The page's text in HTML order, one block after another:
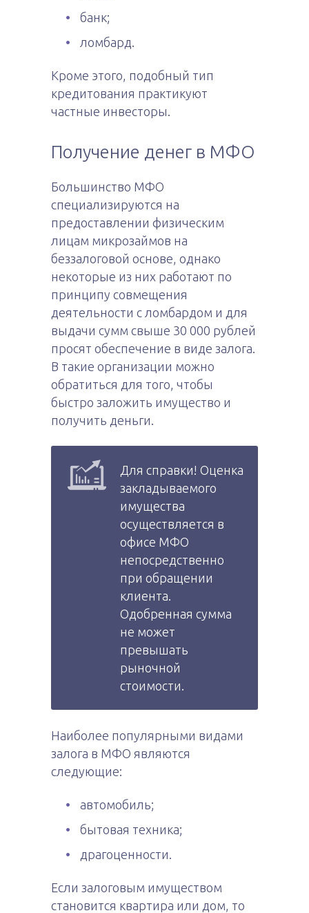
банк;
ломбард.
Кроме этого, подобный тип
кредитования практикуют
частные инвесторы.
Получение денег в МФО
Большинство МФО
специализируются на
предоставлении физическим
лицам микрозаймов на
беззалоговой основе, однако
некоторые из них работают по
принципу совмещения
деятельности с ломбардом и для
выдачи сумм свыше 30 000 рублей
просят обеспечение в виде залога.
В такие организации можно
обратиться для того, чтобы
быстро заложить имущество и
получить деньги.
Для справки! Оценка
закладываемого
имущества
осуществляется в
офисе МФО
непосредственно
при обращении
клиента.
Одобренная сумма
не может
превышать
рыночной
стоимости.
Наиболее популярными видами
залога в МФО являются
следующие:
автомобиль;
бытовая техника;
драгоценности.
Если залоговым имуществом
становится квартира или дом, то